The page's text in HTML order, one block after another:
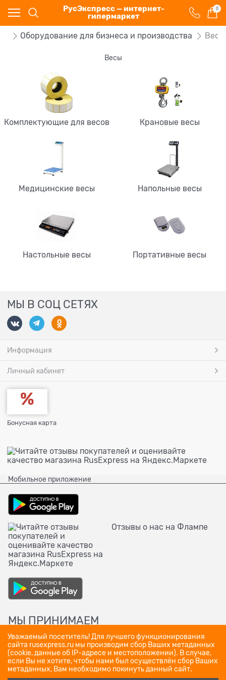
РусЭкспресс — интернет-
гипермаркет
0
Оборудование для бизнеса и производства Весы
Весы
Комплектующие для весов Крановые весы
Медицинские весы Напольные весы
Настольные весы Портативные весы
МЫ В СОЦ СЕТЯХ
Информация
Личный кабинет
Бонусная карта
Мобильное приложение
Отзывы о нас на Флампе
МЫ ПРИНИМАЕМ
Уважаемый посетитель! Для лучшего функционирования
сайта rusexpress.ru мы производим сбор Ваших метаданных
(cookie, данные об IP-адресе и местоположении). В случае,
если Вы не хотите, чтобы нами был осуществлён сбор Ваших
метаданных, Вам необходимо покинуть данный сайт.